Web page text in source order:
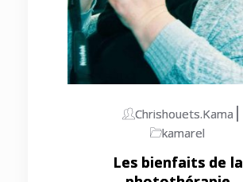
Chrishouets.kama
kamarel
Les bienfaits de la